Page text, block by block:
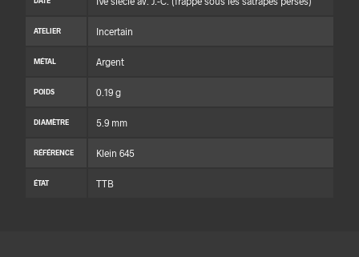
ATELIER Incertain
MÉTAL Argent
POIDS 0.19 g
DIAMÈTRE 5.9 mm
RÉFÉRENCE Klein 645
ÉTAT TTB